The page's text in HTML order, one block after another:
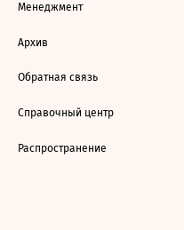
Менеджмент
Архив
Обратная связь
Справочный центр
Распространение